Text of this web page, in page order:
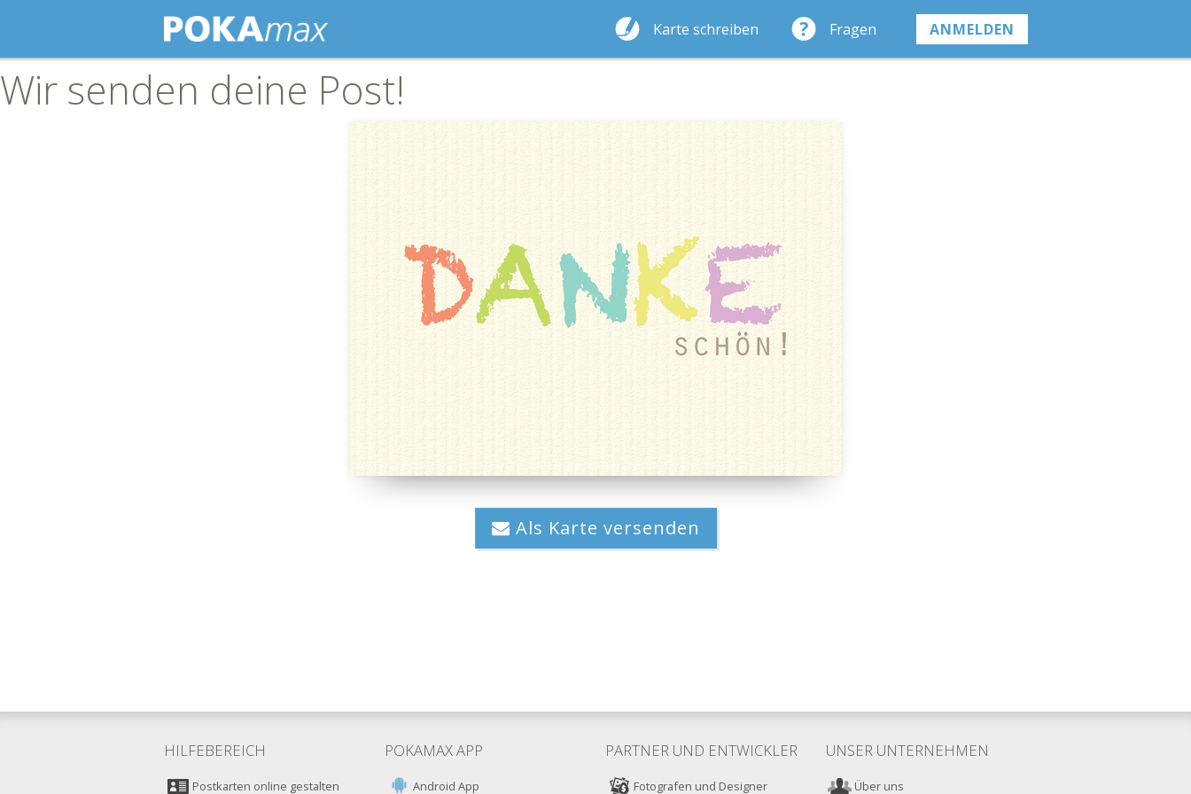
Karte schreiben Fragen ANMELDEN
Wir senden deine Post!
Als Karte versenden
HILFEBEREICH
Postkarten online gestalten
POKAMAX APP
Android App
PARTNER UND ENTWICKLER
Fotografen und Designer
UNSER UNTERNEHMEN
Über uns